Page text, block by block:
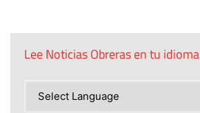
Lee Noticias Obreras en tu idioma